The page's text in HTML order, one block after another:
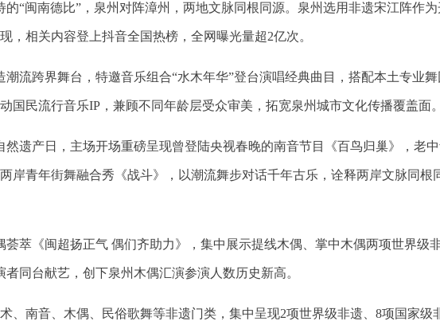
的“闽南德比”，泉州对阵漳州，两地文脉同根同源。泉州选用非遗宋江阵作
，相关内容登上抖音全国热榜，全网曝光量超2亿次。
潮流跨界舞台，特邀音乐组合“水木年华”登台演唱经典曲目，搭配本土专业
国民流行音乐IP，兼顾不同年龄层受众审美，拓宽泉州城市文化传播覆盖面。
然遗产日，主场开场重磅呈现曾登陆央视春晚的南音节目《百鸟归巢》，老
岸青年街舞融合秀《战斗》，以潮流舞步对话千年古乐，诠释两岸文脉同
荟萃《闽超扬正气 偶们齐助力》，集中展示提线木偶、掌中木偶两项世界级
同台献艺，创下泉州木偶汇演参演人数历史新高。
、南音、木偶、民俗歌舞等非遗门类，集中呈现2项世界级非遗、8项国家